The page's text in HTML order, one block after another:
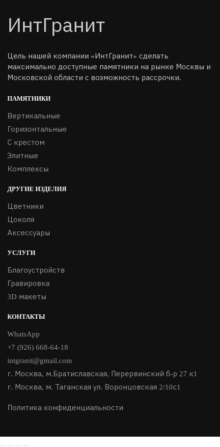
ИнтГранит
Цель нашей компании «ИнтГранит» сделать
максимально доступные памятники на рынке Москвы и
Московской области с возможность рассрочки.
ПАМЯТНИКИ
Вертикальные
Горизонтальные
С крестом
Элитные
Комплексы
ДРУГИЕ ИЗДЕЛИЯ
Цветники
Цоколя
Аксессуары
УСЛУГИ
Благоустройств
Гравировка
3D макеты
КОНТАКТЫ
WhatsApp
+7 (926) 668-64-18
intgranit@gmail.com
г. Москва, м.Братиславская, Перервинский б-р 27 к1
г. Москва, м. Таганская ул. Воронцовская 2/10с1
Политика конфиденциальности